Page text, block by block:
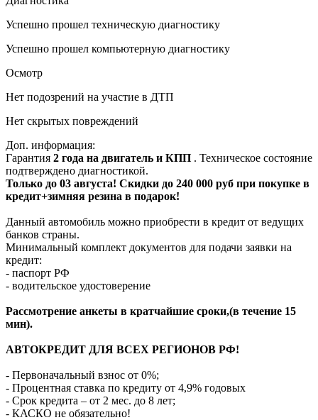
Успешно прошел техническую диагностику
Успешно прошел компьютерную диагностику
Осмотр
Нет подозрений на участие в ДТП
Нет скрытых повреждений
Доп. информация:
Гарантия 2 года на двигатель и КПП . Техническое состояние
подтверждено диагностикой.
Только до 03 августа! Скидки до 240 000 руб при покупке в
кредит+зимняя резина в подарок!
Данный автомобиль можно приобрести в кредит от ведущих
банков страны.
Минимальный комплект документов для подачи заявки на
кредит:
- паспорт РФ
- водительское удостоверение
Рассмотрение анкеты в кратчайшие сроки,(в течение 15
мин).
АВТОКРЕДИТ ДЛЯ ВСЕХ РЕГИОНОВ РФ!
- Первоначальный взнос от 0%;
- Процентная ставка по кредиту от 4,9% годовых
- Срок кредита – от 2 мес. до 8 лет;
- КАСКО не обязательно!